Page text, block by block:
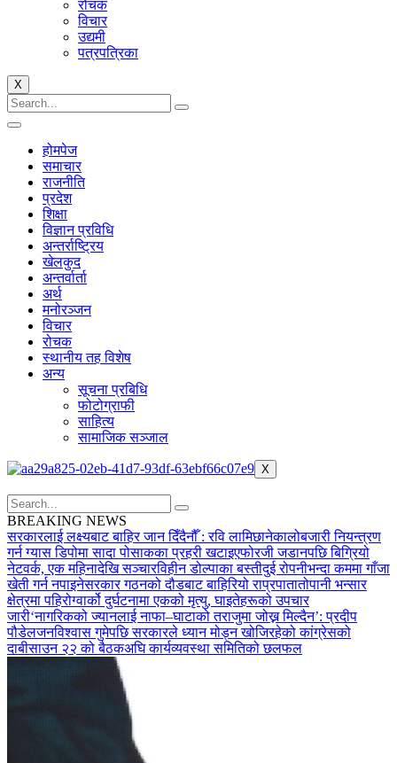
रोचक
विचार
उद्यमी
पत्रपत्रिका
X
होमपेज
समाचार
राजनीति
प्रदेश
शिक्षा
विज्ञान प्रविधि
अन्तर्राष्ट्रिय
खेलकुद
अन्तर्वार्ता
अर्थ
मनोरञ्जन
विचार
रोचक
स्थानीय तह विशेष
अन्य
सूचना प्रबिधि
फोटोग्राफी
साहित्य
सामाजिक सञ्जाल
X
BREAKING NEWS
सरकारलाई लक्ष्यबाट बाहिर जान दिँदैनौँ : रवि लामिछानेकालोबजारी नियन्त्रण
गर्न ग्यास डिपोमा सादा पोसाकका प्रहरी खटाइएफोरजी जडानपछि बिग्रियो
नेटवर्क, एक महिनादेखि सञ्चारविहीन डोल्पाका बस्तीदुई रोपनीभन्दा कममा गाँजा
खेती गर्न नपाइनेसरकार गठनको दौडबाट बाहिरियो राप्रपातातोपानी भन्सार
क्षेत्रमा पहिरोग्वार्को दुर्घटनामा एकको मृत्यु, घाइतेहरूको उपचार
जारी‘नागरिकको ज्यानलाई नाफा–घाटाको तराजुमा जोख्न मिल्दैन’: प्रदीप
पौडेलजनविश्वास गुमेपछि सरकारले ध्यान मोड्न खोजिरहेको कांग्रेसको
दाबीसाउन २२ को बैठकअघि कार्यव्यवस्था समितिको छलफल